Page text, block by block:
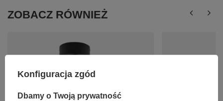
ZOBACZ RÓWNIEŻ
Konfiguracja zgód
Dbamy o Twoją prywatność